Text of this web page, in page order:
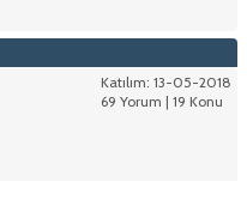
Katılım: 13-05-2018
69 Yorum | 19 Konu